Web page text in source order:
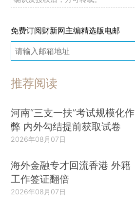
免费订阅财新网主编精选版电邮
推荐阅读
河南“三支一扶”考试规模化作
弊 内外勾结提前获取试卷
2026年08月07日
海外金融专才回流香港 外籍
工作签证翻倍
2026年08月07日